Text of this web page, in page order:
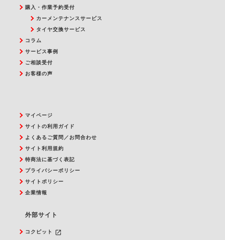
購入・作業予約受付
カーメンテナンスサービス
タイヤ交換サービス
コラム
サービス事例
ご相談受付
お客様の声
マイページ
サイトの利用ガイド
よくあるご質問／お問合わせ
サイト利用規約
特商法に基づく表記
プライバシーポリシー
サイトポリシー
企業情報
外部サイト
コクピット
launch